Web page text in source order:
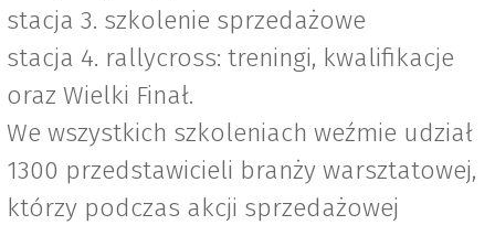
stacja 3. szkolenie sprzedażowe
stacja 4. rallycross: treningi, kwalifikacje
oraz Wielki Finał.
We wszystkich szkoleniach weźmie udział
1300 przedstawicieli branży warsztatowej,
którzy podczas akcji sprzedażowej